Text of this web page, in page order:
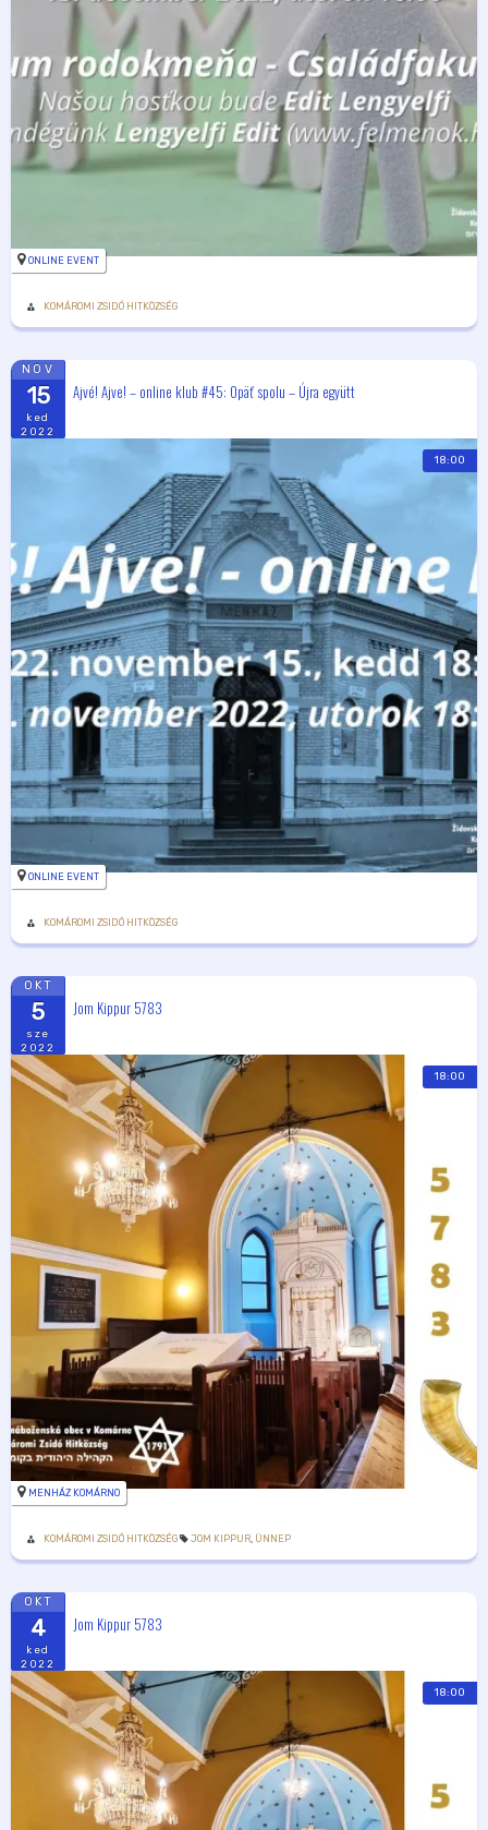
ONLINE EVENT
KOMÁROMI ZSIDÓ HITKÖZSÉG
NOV
15
ked
2022
Ajvé! Ajve! – online klub #45: Opäť spolu – Újra együtt
18:00
ONLINE EVENT
KOMÁROMI ZSIDÓ HITKÖZSÉG
OKT
5
sze
2022
Jom Kippur 5783
18:00
MENHÁZ KOMÁRNO
KOMÁROMI ZSIDÓ HITKÖZSÉG JOM KIPPUR ÜNNEP
OKT
4
ked
2022
Jom Kippur 5783
18:00